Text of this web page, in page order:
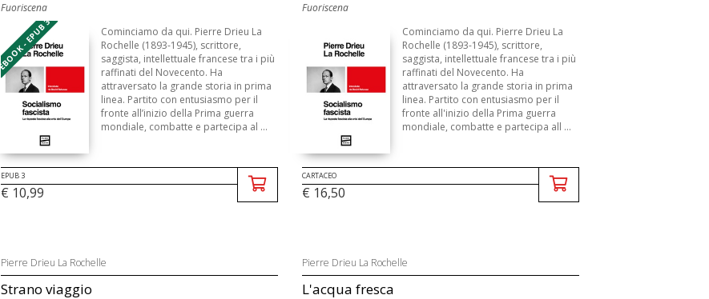
Fuoriscena
EBOOK - EPUB 3
Cominciamo da qui. Pierre Drieu La
Rochelle (1893-1945), scrittore,
saggista, intellettuale francese tra i più
raffinati del Novecento. Ha
attraversato la grande storia in prima
linea. Partito con entusiasmo per il
fronte all’inizio della Prima guerra
mondiale, combatte e partecipa al ...
EPUB 3
€ 10,99
Fuoriscena
Cominciamo da qui. Pierre Drieu La
Rochelle (1893-1945), scrittore,
saggista, intellettuale francese tra i più
raffinati del Novecento. Ha
attraversato la grande storia in prima
linea. Partito con entusiasmo per il
fronte all'inizio della Prima guerra
mondiale, combatte e partecipa all ...
CARTACEO
€ 16,50
Pierre Drieu La Rochelle
Strano viaggio
Pierre Drieu La Rochelle
L'acqua fresca